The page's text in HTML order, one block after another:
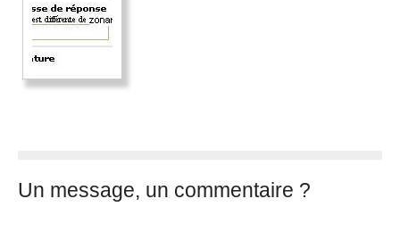
Un message, un commentaire ?